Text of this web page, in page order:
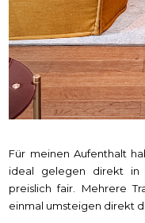
Für meinen Aufenthalt
ideal gelegen direkt in
preislich fair. Mehrere
einmal umsteigen direkt